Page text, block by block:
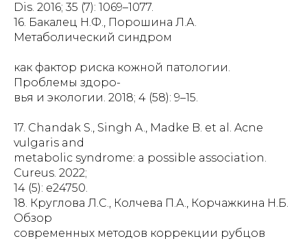
Dis. 2016; 35 (7): 1069–1077.
16. Бакалец Н.Ф., Порошина Л.А.
Метаболический синдром
как фактор риска кожной патологии.
Проблемы здоро-
вья и экологии. 2018; 4 (58): 9–15.
17. Chandak S., Singh A., Madke B. et al. Acne
vulgaris and
metabolic syndrome: a possible association.
Cureus. 2022;
14 (5): e24750.
18. Круглова Л.С., Колчева П.А., Корчажкина Н.Б.
Обзор
современных методов коррекции рубцов